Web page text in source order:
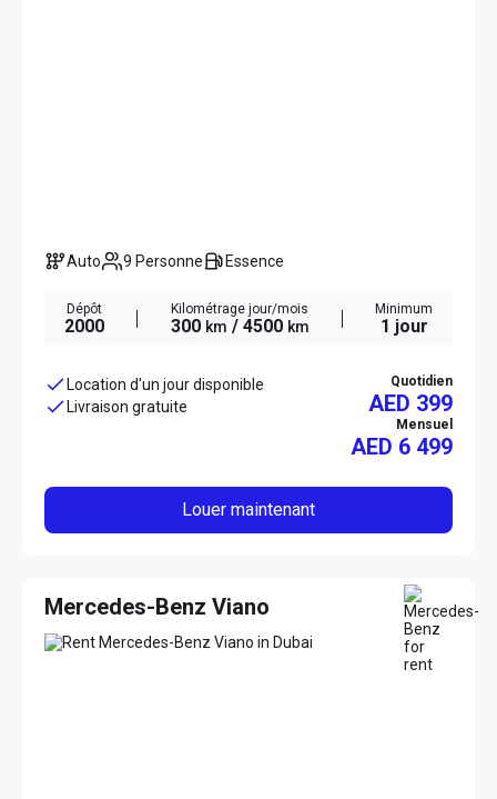
Auto 9 Personne Essence
Dépôt
2000
Kilométrage jour/mois
300 km / 4500 km
Minimum
1 jour
Location d'un jour disponible
Livraison gratuite
Quotidien
AED 399
Mensuel
AED 6 499
Louer maintenant
Mercedes-Benz Viano